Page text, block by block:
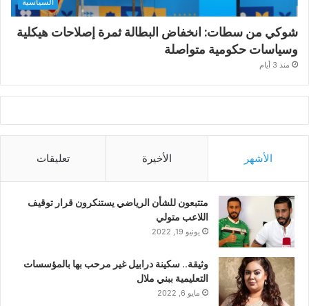
شوكي من سطات: انخفاض البطالة ثمرة إصلاحات هيكلية
وسياسات حكومية متواصلة
منذ 3 أيام
الأشهر الأخيرة تعليقات
متتبعون للشأن الرياضي يستنكرون قرار توقيف
اللاعب متولي
يونيو 19, 2022
وثيقة.. سكينة درابيل غير مرحب بها بالمؤسسات
التعليمية ببني ملال
مايو 6, 2022